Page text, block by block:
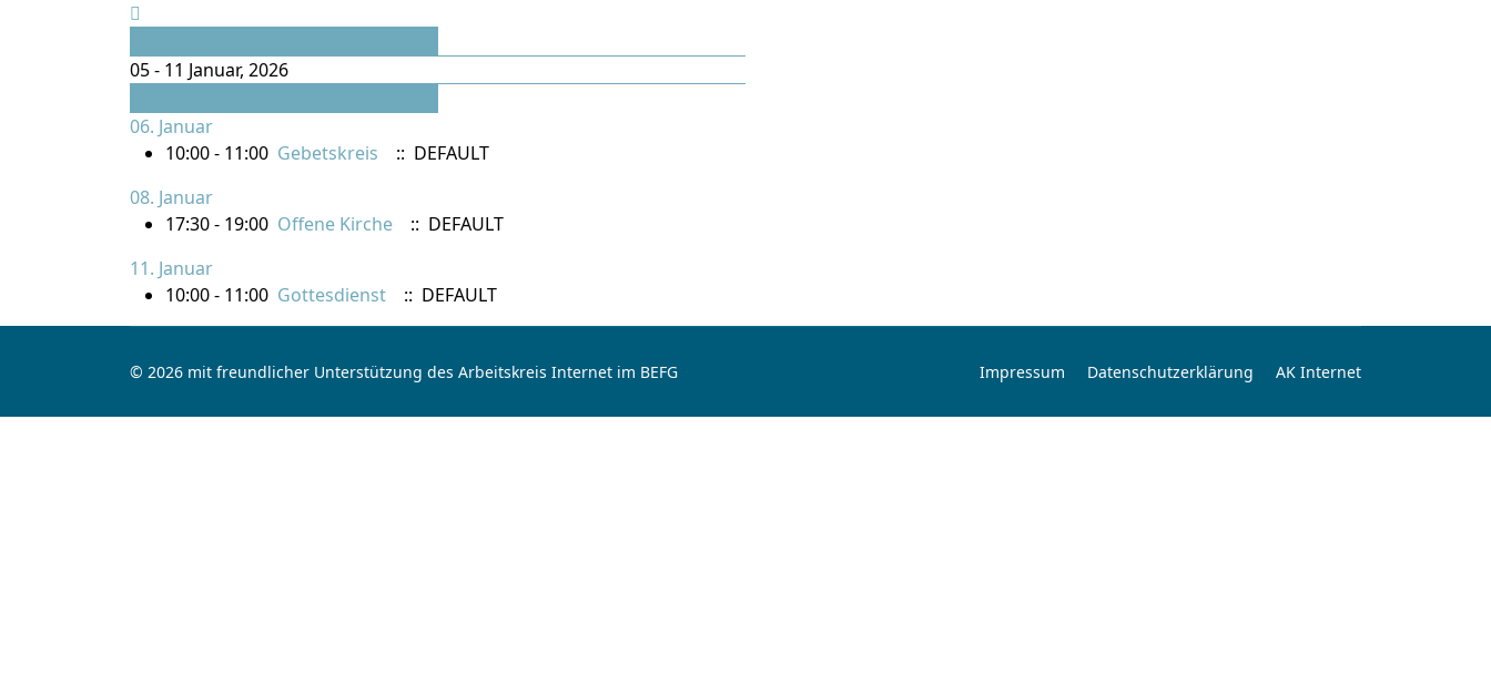
05 - 11 Januar, 2026
06. Januar
10:00 - 11:00 Gebetskreis
:: DEFAULT
08. Januar
17:30 - 19:00 Offene Kirche
:: DEFAULT
11. Januar
10:00 - 11:00 Gottesdienst :: DEFAULT
© 2026 mit freundlicher Unterstützung des Arbeitskreis Internet im BEFG Impressum Datenschutzerklärung AK Internet